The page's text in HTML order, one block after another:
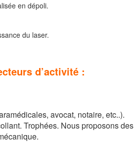
en dépoli.
du laser.
d’activité :
avocat, notaire, etc..).
Trophées. Nous proposons des